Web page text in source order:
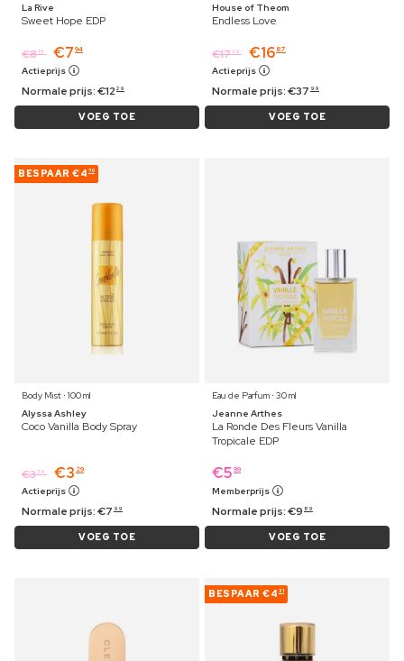
La Rive
Sweet Hope EDP
€819 €7 94
Actieprijs
Normale prijs:€12 29
VOEG TOE
House of Theom
Endless Love
€1739 €16 87
Actieprijs
Normale prijs:€37 99
VOEG TOE
BESPAAR €4 70
Body Mist ⋅ 100 ml
Alyssa Ashley
Coco Vanilla Body Spray
€339 €3 29
Actieprijs
Normale prijs:€7 99
VOEG TOE
Eau de Parfum ⋅ 30 ml
Jeanne Arthes
La Ronde Des Fleurs Vanilla
Tropicale EDP
€5 99
Memberprijs
Normale prijs:€9 89
VOEG TOE
BESPAAR €4 31